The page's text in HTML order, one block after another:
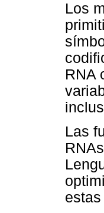
Los
RNA
Las